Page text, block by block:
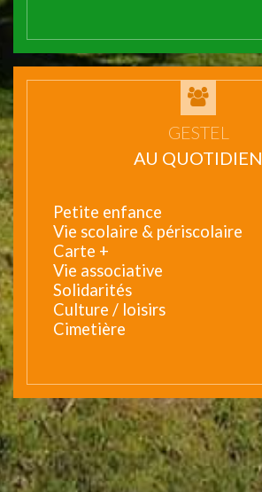
GESTEL
AU QUOTIDIEN
Petite enfance
Vie scolaire & périscolaire
Carte +
Vie associative
Solidarités
Culture / loisirs
Cimetière